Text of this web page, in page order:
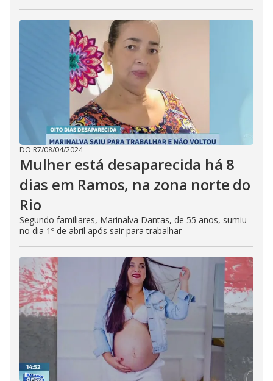
DO R7/08/04/2024
Mulher está desaparecida há 8
dias em Ramos, na zona norte do
Rio
Segundo familiares, Marinalva Dantas, de 55 anos, sumiu
no dia 1º de abril após sair para trabalhar